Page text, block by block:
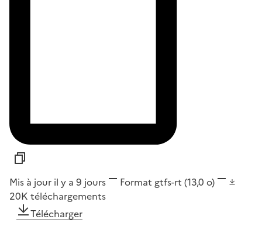
Mis à jour il y a 9 jours Format gtfs-rt (13,0 o)
20K téléchargements
Télécharger